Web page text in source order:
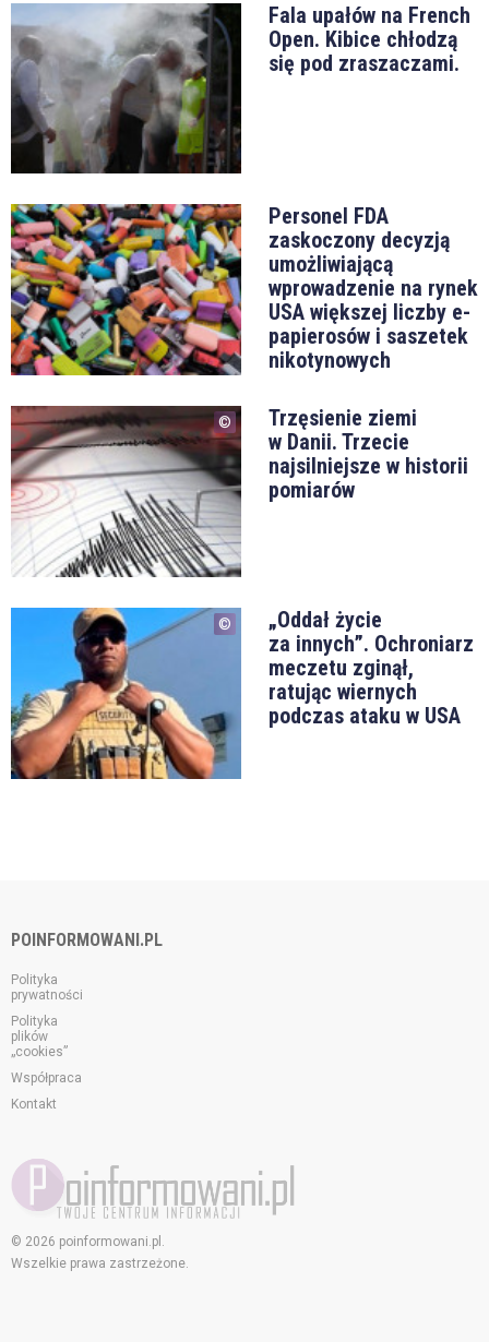
Fala upałów na French
Open. Kibice chłodzą
się pod zraszaczami.
Personel FDA
zaskoczony decyzją
umożliwiającą
wprowadzenie na rynek
USA większej liczby e-
papierosów i saszetek
nikotynowych
Trzęsienie ziemi
w Danii. Trzecie
najsilniejsze w historii
pomiarów
„Oddał życie
za innych”. Ochroniarz
meczetu zginął,
ratując wiernych
podczas ataku w USA
POINFORMOWANI.PL
Polityka
prywatności
Polityka
plików
„cookies”
Współpraca
Kontakt
© 2026 poinformowani.pl.
Wszelkie prawa zastrzeżone.